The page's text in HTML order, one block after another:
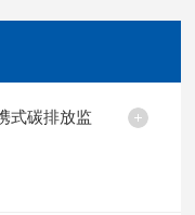
式碳排放监